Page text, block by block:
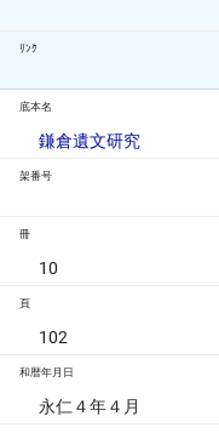
ﾘﾝｸ
底本名
鎌倉遺文研究
架番号
冊
10
頁
102
和暦年月日
永仁４年４月